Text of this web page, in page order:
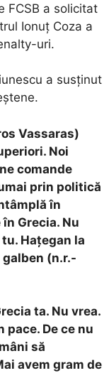
FCSB a solicitat
Ionuț Coza a
uri.
a susținut
Vassaras)
Noi
comande
prin politică
în
în Grecia. Nu
Hațegan la
galben (n.r.-
ta. Nu vrea.
pace. De ce nu
să
avem gram de